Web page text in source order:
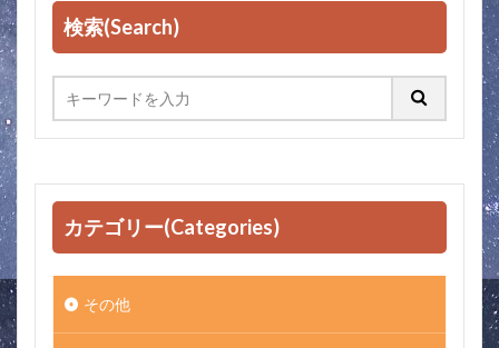
検索(Search)
カテゴリー(Categories)
その他